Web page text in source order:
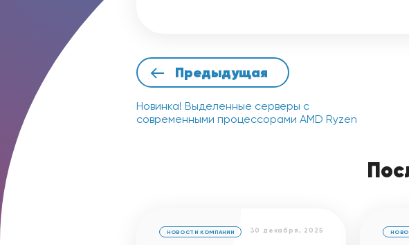
Предыдущая
Новинка! Выделенные серверы с
современными процессорами AMD Ryzen
30 декабря, 2025
НОВОСТИ КОМПАНИИ